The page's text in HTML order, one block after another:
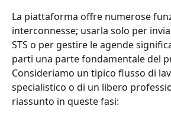
La piattaforma offre numerose
interconnesse; usarla solo per
STS o per gestire le agende
parti una parte fondamentale del
Consideriamo un tipico flusso di
specialistico o di un libero
riassunto in queste fasi: